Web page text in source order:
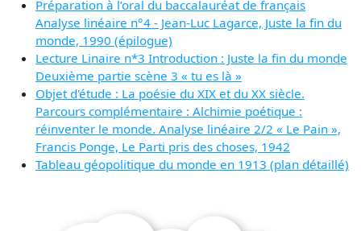
Préparation à l’oral du baccalauréat de français
Analyse linéaire n°4 - Jean-Luc Lagarce, Juste la fin du
monde, 1990 (épilogue)
Lecture Linaire n*3 Introduction : Juste la fin du monde
Deuxième partie scène 3 « tu es là »
Objet d'étude : La poésie du XIX et du XX siècle.
Parcours complémentaire : Alchimie poétique :
réinventer le monde. Analyse linéaire 2/2 « Le Pain »,
Francis Ponge, Le Parti pris des choses, 1942
Tableau géopolitique du monde en 1913 (plan détaillé)